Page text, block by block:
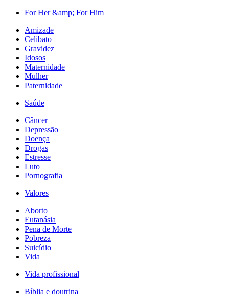
For Her &amp; For Him
Amizade
Celibato
Gravidez
Idosos
Maternidade
Mulher
Paternidade
Saúde
Câncer
Depressão
Doença
Drogas
Estresse
Luto
Pornografia
Valores
Aborto
Eutanásia
Pena de Morte
Pobreza
Suicídio
Vida
Vida profissional
Bíblia e doutrina